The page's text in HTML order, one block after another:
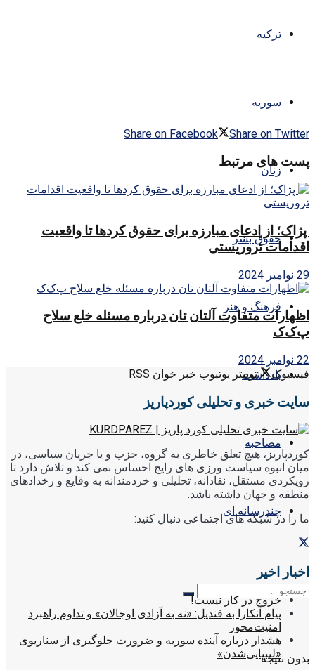
ترکیه
سوریه
زنان
حقوق بشر
فرهنگ و هنر
یادداشت
مصاحبه
چندرسانه ای
بدون نتیجه
Share on Facebook Share on Twitter
پست های مرتبط
پژاک؛ از ادعای مبارزه برای حقوق کردها تا واقعیت
اقدامات تروریستی
29 نوامبر 2024
اظهارات متفاوت آلتان تان درباره مسئله خلع سلاح
پ‌ک‌ک
22 نوامبر 2024
فیسبوک
توییتر یوتیوب خبر خوان RSS
سایت خبری و تحلیلی کوردپاریز
کوردپاریز، هیچ تعلق خاطری به گروه، حزب و یا جریان سیاسی، در
میان انبوه سیاست ورزی های رایج احساس نمی کند و تلاش دارد تا
رویکردی مستقل، نقادانه، تحلیلی و خردمندانه به وقایع و رخدادهای
منطقه و جهان داشته باشد.
ما را در شبکه های اجتماعی دنبال کنید:
اخبار اخیر
خروج در کار نیست!
پیام آنکارا به قندیل: «نه به آزادی اوجالان» و تداوم راهبرد
امنیت‌محور
هشدار درباره آینده سوریه و ضرورت جلوگیری از سناریوی
«لیبیایی‌شدن»